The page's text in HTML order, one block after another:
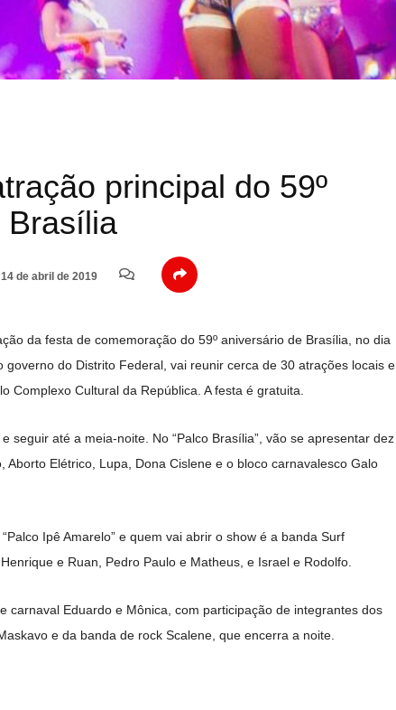
principal do 59º
Brasília
14 de abril de 2019
da festa de comemoração do 59º aniversário de Brasília, no dia
governo do Distrito Federal, vai reunir cerca de 30 atrações locais e
Complexo Cultural da República. A festa é gratuita.
seguir até a meia-noite. No “Palco Brasília”, vão se apresentar dez
Aborto Elétrico, Lupa, Dona Cislene e o bloco carnavalesco Galo
Ipê Amarelo” e quem vai abrir o show é a banda Surf
e Ruan, Pedro Paulo e Matheus, e Israel e Rodolfo.
carnaval Eduardo e Mônica, com participação de integrantes dos
e da banda de rock Scalene, que encerra a noite.